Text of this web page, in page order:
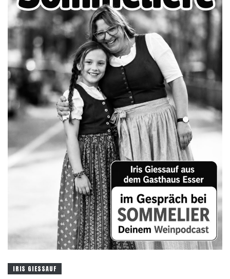
IRIS GIESSAUF